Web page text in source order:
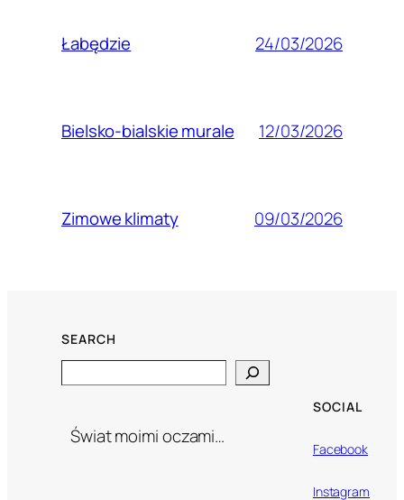
Łabędzie 24/03/2026
Bielsko-bialskie murale 12/03/2026
Zimowe klimaty 09/03/2026
SEARCH
Świat moimi oczami…
SOCIAL
Facebook
Instagram